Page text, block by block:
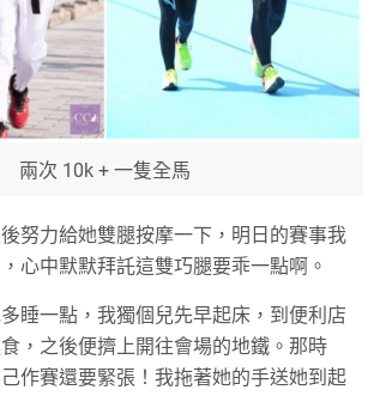
兩次 10k + 一隻全馬
努力給她雙腿按摩一下，明日的賽事我
心中默默拜託這雙巧腿要乖一點啊。
睡一點，我獨個兒先早起床，到便利店
，之後便擠上開往會場的地鐵。那時
作賽還要緊張！我拖著她的手送她到起